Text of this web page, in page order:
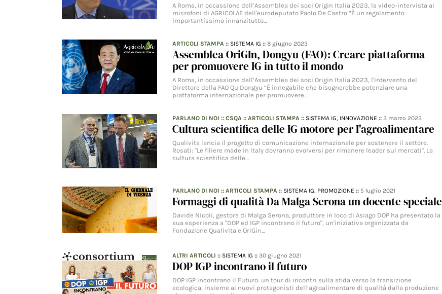
A Roma, in occassione dell’Assemblea dei soci Origin Italia 2023, la video-intervista ai
microfoni di AGRICOLAE dell'eurodeputato Paolo De Castro “È un regolamento
importantissimo innanzitutto…
ARTICOLI STAMPA :: SISTEMA IG ::8 giugno 2023
Assemblea OriGIn, Dongyu (FAO): Creare piattaforma
per promuovere IG in tutto il mondo
A Roma, in occassione dell’Assemblea dei soci Origin Italia 2023, l'intervento del
Direttore della FAO Qu Dongyu “È innegabile che bisognerebbe potenziare una
piattaforma internazionale per promuovere…
PARLANO DI NOI ::CSQA ::ARTICOLI STAMPA :: SISTEMA IG, INNOVAZIONE ::3 marzo 2023
Cultura scientifica delle IG motore per I'agroalimentare
Qualivita lancia il progetto di comunicazione internazionale per sostenere il settore.
Rosati: "Le filiere made in Italy dovranno evolversi per rimanere leader sui mercati". La
cultura scientifica delle…
PARLANO DI NOI ::ARTICOLI STAMPA :: SISTEMA IG, PROMOZIONE :: 5 luglio 2021
Formaggi di qualità Da Malga Serona un docente speciale
Davide Nicoli, gestore di Malga Serona, produttore in loco di Asiago DOP ha presentato la
sua esperienza a "DOP ed IGP incontrano il futuro", un'iniziativa organizzata da
Fondazione Qualivita e OriGin…
ALTRI ARTICOLI :: SISTEMA IG ::30 giugno 2021
DOP IGP incontrano il futuro
DOP IGP incontrano il Futuro: un tour di incontri sulla sfida verso la transizione
ecologica, insieme ai nuovi protagonisti dell’agroalimentare di qualità dalla produzione